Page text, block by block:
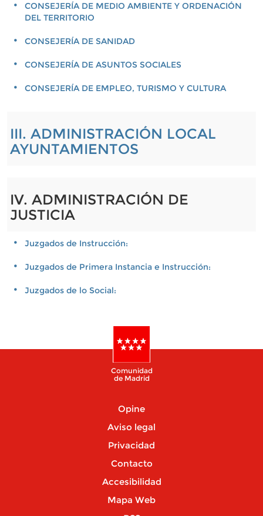
CONSEJERÍA DE MEDIO AMBIENTE Y ORDENACIÓN
DEL TERRITORIO
CONSEJERÍA DE SANIDAD
CONSEJERÍA DE ASUNTOS SOCIALES
CONSEJERÍA DE EMPLEO, TURISMO Y CULTURA
III. ADMINISTRACIÓN LOCAL
AYUNTAMIENTOS
IV. ADMINISTRACIÓN DE
JUSTICIA
Juzgados de Instrucción:
Juzgados de Primera Instancia e Instrucción:
Juzgados de lo Social:
Comunidad
de Madrid
Opine
Aviso legal
Privacidad
Contacto
Accesibilidad
Mapa Web